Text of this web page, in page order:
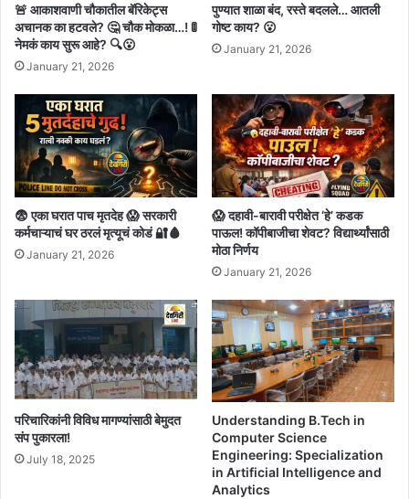
🚨 आकाशवाणी चौकातील बॅरिकेट्स
अचानक का हटवले? 🤔 चौक मोकळा…! 🚦
नेमकं काय सुरू आहे? 🔍😮
January 21, 2026
पुण्यात शाळा बंद, रस्ते बदलले… आतली
गोष्ट काय? 😮
January 21, 2026
😨 एका घरात पाच मृतदेह 😱 सरकारी
कर्मचाऱ्याचं घर ठरलं मृत्यूचं कोडं 🔐🩸
January 21, 2026
😱 दहावी-बारावी परीक्षेत ‘हे’ कडक
पाऊल! कॉपीबाजीचा शेवट? विद्यार्थ्यांसाठी
मोठा निर्णय
January 21, 2026
परिचारिकांनी विविध मागण्यांसाठी बेमुदत
संप पुकारला!
July 18, 2025
Understanding B.Tech in
Computer Science
Engineering: Specialization
in Artificial Intelligence and
Analytics